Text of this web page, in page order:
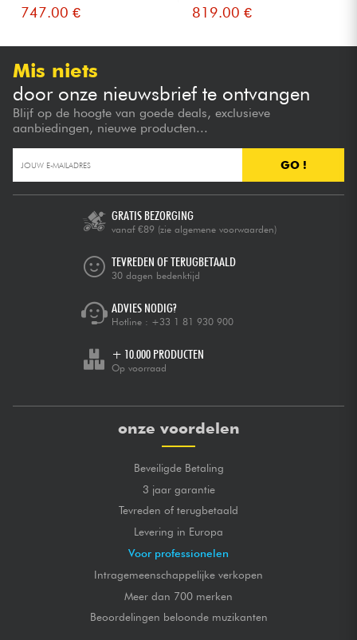
747.00 € 819.00 €
Mis niets
door onze nieuwsbrief te ontvangen
Blijf op de hoogte van goede deals, exclusieve
aanbiedingen, nieuwe producten...
GO !
GRATIS BEZORGING
vanaf €89 (zie algemene voorwaarden)
TEVREDEN OF TERUGBETAALD
30 dagen bedenktijd
ADVIES NODIG?
Hotline : +33 1 81 930 900
+ 10.000 PRODUCTEN
Op voorraad
onze voordelen
Beveiligde Betaling
3 jaar garantie
Tevreden of terugbetaald
Levering in Europa
Voor professionelen
Intragemeenschappelijke verkopen
Meer dan 700 merken
Beoordelingen beloonde muzikanten